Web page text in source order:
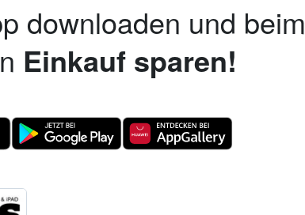
downloaden und beim
Einkauf sparen!